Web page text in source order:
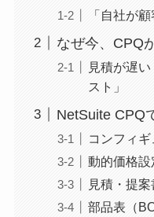
「自社が
なぜ今、CPQ
見積が遅
スト」
NetSuite CPQ
コンフィギ
動的価格設
見積・提
部品表（